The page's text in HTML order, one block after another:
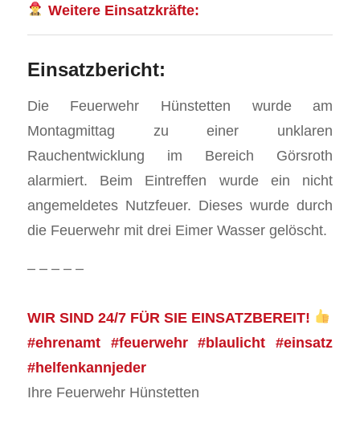
Weitere Einsatzkräfte:
Einsatzbericht:
Die Feuerwehr Hünstetten wurde am
Montagmittag zu einer unklaren
Rauchentwicklung im Bereich Görsroth
alarmiert. Beim Eintreffen wurde ein nicht
angemeldetes Nutzfeuer. Dieses wurde durch
die Feuerwehr mit drei Eimer Wasser gelöscht.
– – – – –
WIR SIND 24/7 FÜR SIE EINSATZBEREIT!
#ehrenamt #feuerwehr #blaulicht #einsatz
#helfenkannjeder
Ihre Feuerwehr Hünstetten